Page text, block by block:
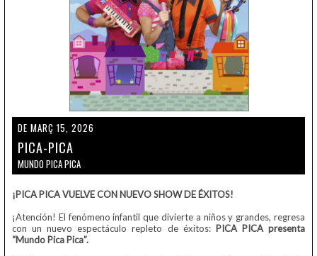
DE MARÇ 15, 2026
PICA-PICA
MUNDO PICA PICA
¡PICA PICA VUELVE CON NUEVO SHOW DE ÉXITOS!
¡Atención! El fenómeno infantil que divierte a niños y grandes, regresa
con un nuevo espectáculo repleto de éxitos: PICA PICA presenta
“Mundo Pica Pica”.